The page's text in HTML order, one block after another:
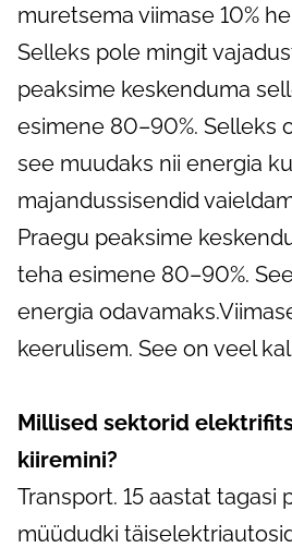
muretsema viimase 10%
Selleks pole mingit
peaksime keskenduma
esimene 80–90%. Selleks
see muudaks nii energia
majandussisendid
Praegu peaksime
teha esimene 80–90%.
energia
keerulisem. See on veel
Millised sektorid
kiiremini?
Transport. 15 aastat tagasi
müüdudki